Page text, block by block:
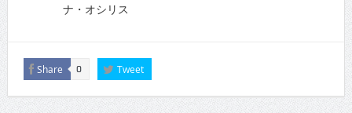
ナ・オシリス
Share 0 Tweet